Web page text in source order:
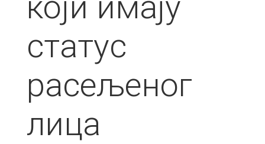
статус
расељеног
лица